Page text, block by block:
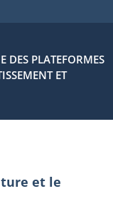
DES PLATEFORMES
ET
et le